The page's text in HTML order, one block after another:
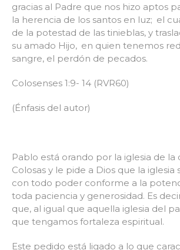
gracias al Padre que nos hizo aptos
la herencia de los santos en luz; el
de la potestad de las tinieblas, y
su amado Hijo, en quien tenemos
sangre, el perdón de pecados.
Colosenses 1:9- 14 (RVR60)
(Énfasis del autor)
Pablo está orando por la iglesia de la
Colosas y le pide a Dios que la iglesia
con todo poder conforme a la
toda paciencia y generosidad. Es
que, al igual que aquella iglesia del
que tengamos fortaleza espiritual.
Este pedido está ligado a lo que